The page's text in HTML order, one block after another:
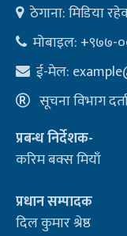
ठेगाना: मिडिया
मोबाइल: +९७७-
ई-मेल:
सूचना विभाग
प्रबन्ध निर्देशक-
करिम बक्स मियाँ
प्रधान सम्पादक
दिल कुमार श्रेष्ठ